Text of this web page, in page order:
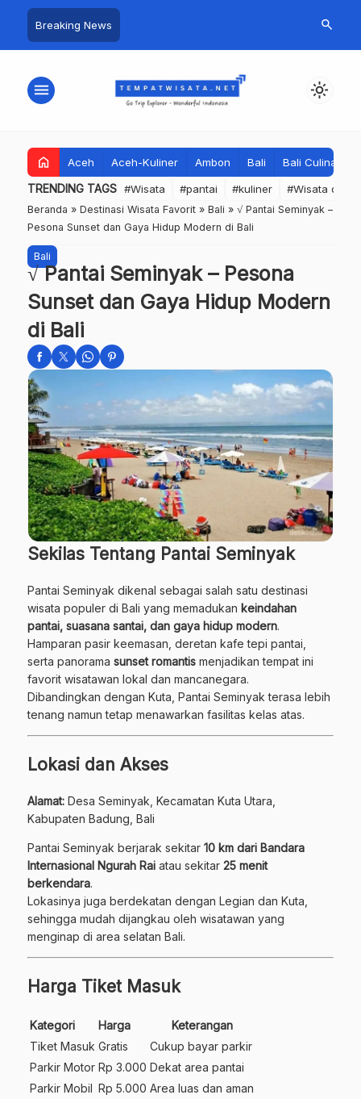
Breaking News search
menu light_mode
home Aceh Aceh-Kuliner Ambon Bali Bali Culinary
TRENDING TAGS #Wisata #pantai #kuliner #Wisata dan
Beranda » Destinasi Wisata Favorit » Bali » √ Pantai Seminyak –
Pesona Sunset dan Gaya Hidup Modern di Bali
Bali
√ Pantai Seminyak – Pesona
Sunset dan Gaya Hidup Modern
di Bali
Sekilas Tentang Pantai Seminyak
Pantai Seminyak dikenal sebagai salah satu destinasi
wisata populer di Bali yang memadukan keindahan
pantai, suasana santai, dan gaya hidup modern.
Hamparan pasir keemasan, deretan kafe tepi pantai,
serta panorama sunset romantis menjadikan tempat ini
favorit wisatawan lokal dan mancanegara.
Dibandingkan dengan Kuta, Pantai Seminyak terasa lebih
tenang namun tetap menawarkan fasilitas kelas atas.
Lokasi dan Akses
Alamat: Desa Seminyak, Kecamatan Kuta Utara,
Kabupaten Badung, Bali
Pantai Seminyak berjarak sekitar 10 km dari Bandara
Internasional Ngurah Rai atau sekitar 25 menit
berkendara.
Lokasinya juga berdekatan dengan Legian dan Kuta,
sehingga mudah dijangkau oleh wisatawan yang
menginap di area selatan Bali.
Harga Tiket Masuk
Kategori Harga
Keterangan
Tiket Masuk Gratis
Cukup bayar parkir
Parkir Motor Rp 3.000 Dekat area pantai
Parkir Mobil Rp 5.000 Area luas dan aman